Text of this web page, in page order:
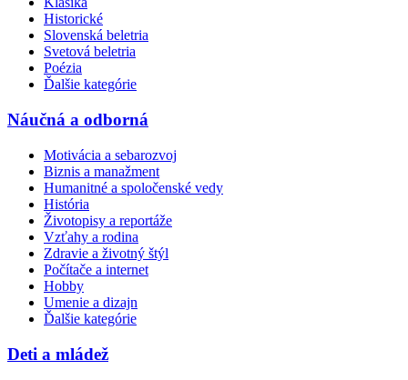
Historické
Slovenská beletria
Svetová beletria
Poézia
Ďalšie kategórie
Náučná a odborná
Motivácia a sebarozvoj
Biznis a manažment
Humanitné a spoločenské vedy
História
Životopisy a reportáže
Vzťahy a rodina
Zdravie a životný štýl
Počítače a internet
Hobby
Umenie a dizajn
Ďalšie kategórie
Deti a mládež